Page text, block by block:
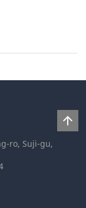
arrow_upward
ro, Suji-gu,